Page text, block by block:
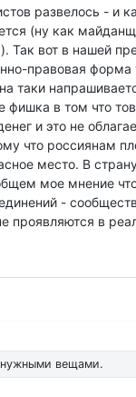
развелось - и
(ну как
Так вот в нашей
правовая
таки
фишка в том что
и это не
что россиянам
место. В
мое мнение
-
проявляются в
вещами.